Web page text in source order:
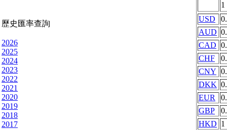
歷史匯率查詢
2026
2025
2024
2023
2022
2021
2020
2019
2018
2017
1
USD
AUD
CAD
CHF
CNY
DKK
EUR
GBP
HKD 1